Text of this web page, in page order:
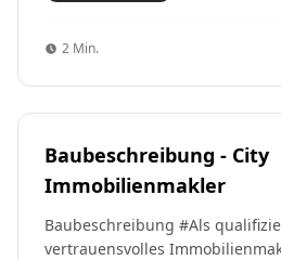
2 Min.
Baubeschreibung - City
Immobilienmakler
Baubeschreibung #Als
vertrauensvolles